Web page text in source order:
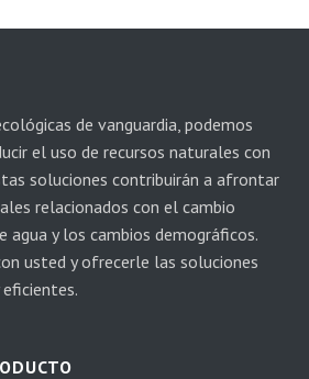
de vanguardia, podemos
el uso de recursos naturales con
soluciones contribuirán a afrontar
relacionados con el cambio
agua y los cambios demográficos.
usted y ofrecerle las soluciones